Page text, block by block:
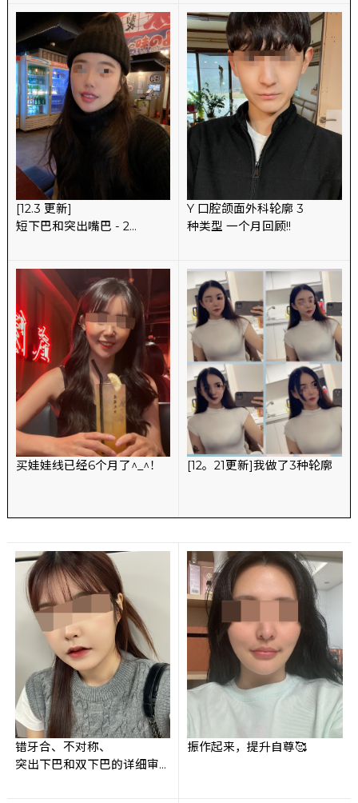
[12.3 更新]
短下巴和突出嘴巴 - 2
Y 口腔颌面外科轮廓 3
种类型 一个月回顾!!
买娃娃线已经6个月了^_^！ [12。21更新]我做了3种轮廓
错牙合、不对称、
突出下巴和双下巴的详细审
振作起来，提升自尊🥰